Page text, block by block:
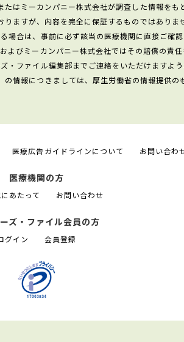
はミーカンパニー株式会社が調査した情報をも
ますが、内容を完全に保証するものではありま
場合は、事前に必ず該当の医療機関に直接ご確認
びミーカンパニー株式会社ではその賠償の責任
・ファイル編集部までご連絡をいただけますよう
情報につきましては、厚生労働省の情報提供の
医療広告ガイドラインについて お問い合わ
医療機関の方
あたって お問い合わせ
ズ・ファイル会員の方
グイン 会員登録